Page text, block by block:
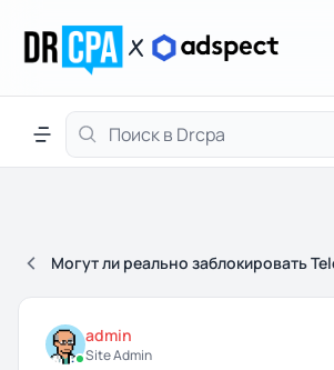
Меню навигации
Могут ли реально заблокировать
admin
Site Admin